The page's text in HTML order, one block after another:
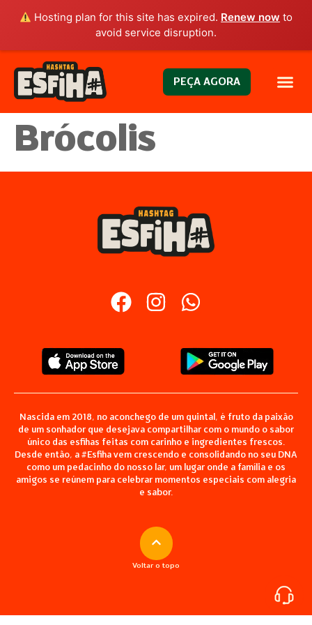
Hosting plan for this site has expired. Renew now to
avoid service disruption.
PEÇA AGORA
Brócolis
Nascida em 2018, no aconchego de um quintal, é fruto da paixão
de um sonhador que desejava compartilhar com o mundo o sabor
único das esfihas feitas com carinho e ingredientes frescos.
Desde então, a #Esfiha vem crescendo e consolidando no seu DNA
como um pedacinho do nosso lar, um lugar onde a família e os
amigos se reúnem para celebrar momentos especiais com alegria
e sabor.
Voltar o topo